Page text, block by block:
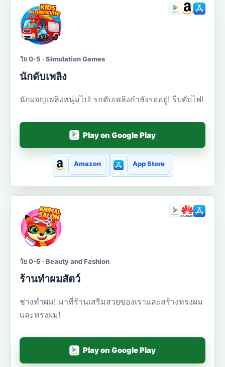
วัย 0-5 · Simulation Games
นักดับเพลิง
นักผจญเพลิงหนุ่มไป! รถดับเพลิงกำลังรออยู่! รีบดับไฟ!
Play on Google Play
Amazon App Store
วัย 0-5 · Beauty and Fashion
ร้านทำผมสัตว์
ช่างทำผม! มาที่ร้านเสริมสวยของเราและสร้างทรงผม
และทรงผม!
Play on Google Play